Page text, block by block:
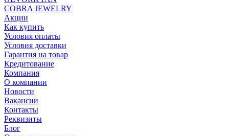
COBRA JEWELRY
Акции
Как купить
Условия оплаты
Условия доставки
Гарантия на товар
Кредитование
Компания
О компании
Новости
Вакансии
Контакты
Реквизиты
Блог